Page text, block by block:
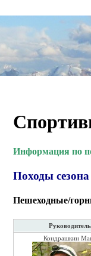
Информация по
Походы сезона
Пешеходные/
Руководитель
Кондрашкин